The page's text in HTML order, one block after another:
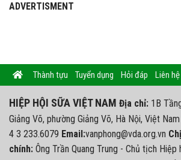
ADVERTISMENT
Thành tựu Tuyển dụng Hỏi đáp Liên hệ
HIỆP HỘI SỮA VIỆT NAM Địa chỉ: 1B
Giảng Võ, phường Giảng Võ, Hà Nội, Việt Nam
4 3 233.6079 Email:vanphong@vda.org.vn
chính: Ông Trần Quang Trung - Chủ tịch Hiệp